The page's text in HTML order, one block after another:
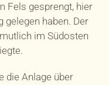
Fels gesprengt, hier
gelegen haben. Der
im Südosten
die Anlage über